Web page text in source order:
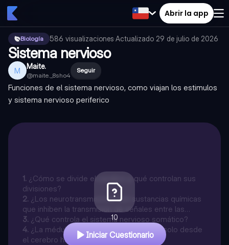
Abrir la app
Biología 586 visualizaciones·Actualizado 29 de julio de 2026
Sistema nervioso
M Maite.
@maite._8sho4
Seguir
Funciones de el sistema nervioso, como viajan los estimulos
y sistema nervioso periferico
1. ¿Cómo se divide el cerebro y qué controlan sus
divisiones?
2. ¿Los neurotransmisores son sustancias químicas
que inhiben la transmisión de señales entre las
neuronas?
3. ¿Qué controla el sistema nervioso somático?
4. ¿La médula espinal transmite señales solo desde
el cerebro hacia el resto del cuerpo?
10
Iniciar Cuestionario